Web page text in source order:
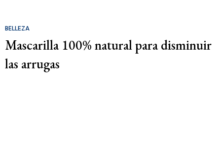
BELLEZA
Mascarilla 100% natural para disminuir
las arrugas